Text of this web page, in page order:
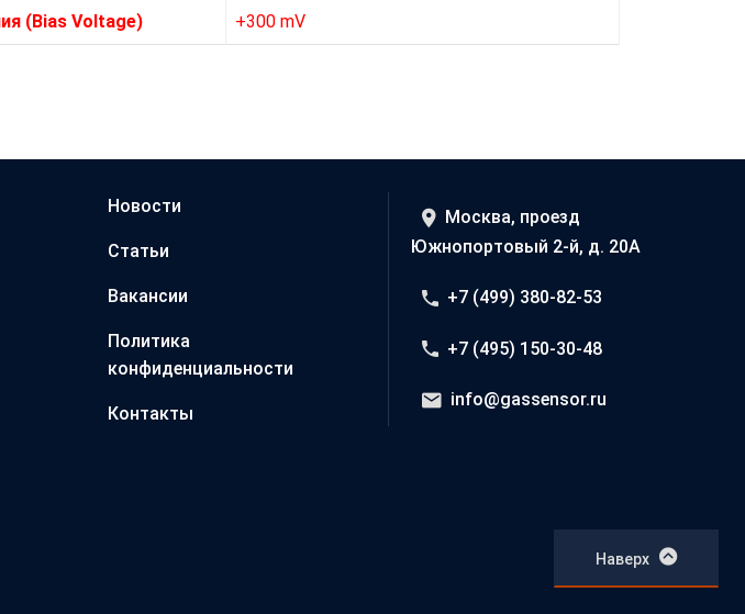
(Bias Voltage) +300 mV
Новости
Статьи
Вакансии
Политика
конфиденциальности
Контакты
Москва, проезд
Южнопортовый 2-й, д. 20А
+7 (499) 380-82-53
+7 (495) 150-30-48
info@gassensor.ru
Наверх